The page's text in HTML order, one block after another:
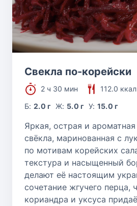
Свекла по-корейски
2 ч 30 мин
112.0 ккал
Б:2.0 г Ж: 5.0 г У: 15.0 г
Яркая, острая и
свёкла, маринованная с
по мотивам корейских
текстура и насыщенный
делают её настоящим
сочетание жгучего перца,
кориандра и уксуса